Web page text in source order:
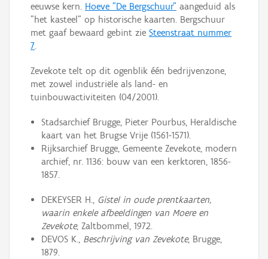
eeuwse kern. Hoeve "De Bergschuur" aangeduid als
"het kasteel" op historische kaarten. Bergschuur
met gaaf bewaard gebint zie Steenstraat nummer
7.
Zevekote telt op dit ogenblik één bedrijvenzone,
met zowel industriële als land- en
tuinbouwactiviteiten (04/2001).
Stadsarchief Brugge, Pieter Pourbus, Heraldische
kaart van het Brugse Vrije (1561-1571).
Rijksarchief Brugge, Gemeente Zevekote, modern
archief, nr. 1136: bouw van een kerktoren, 1856-
1857.
DEKEYSER H., Gistel in oude prentkaarten,
waarin enkele afbeeldingen van Moere en
Zevekote, Zaltbommel, 1972.
DEVOS K., Beschrijving van Zevekote, Brugge,
1879.